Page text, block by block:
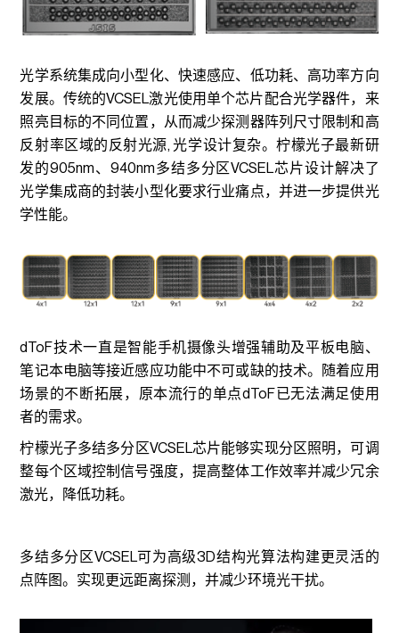
光学系统集成向小型化、快速感应、低功耗、高功率方向
发展。传统的VCSEL激光使用单个芯片配合光学器件，来
照亮目标的不同位置，从而减少探测器阵列尺寸限制和高
反射率区域的反射光源, 光学设计复杂。柠檬光子最新研
发的905nm、940nm多结多分区VCSEL芯片设计解决了
光学集成商的封装小型化要求行业痛点，并进一步提供光
学性能。
dToF技术一直是智能手机摄像头增强辅助及平板电脑、
笔记本电脑等接近感应功能中不可或缺的技术。随着应用
场景的不断拓展，原本流行的单点dToF已无法满足使用
者的需求。
柠檬光子多结多分区VCSEL芯片能够实现分区照明，可调
整每个区域控制信号强度，提高整体工作效率并减少冗余
激光，降低功耗。
多结多分区VCSEL可为高级3D结构光算法构建更灵活的
点阵图。实现更远距离探测，并减少环境光干扰。